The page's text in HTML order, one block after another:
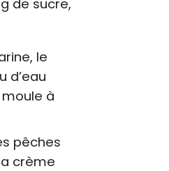
de sucre,
le
d’eau
à
pêches
crème